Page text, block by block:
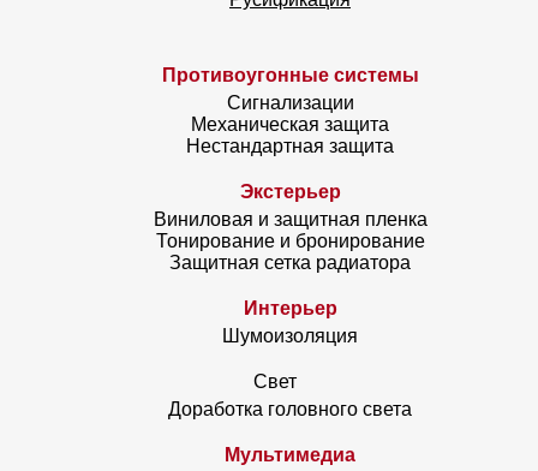
Противоугонные системы
Сигнализации
Механическая защита
Нестандартная защита
Экстерьер
Виниловая и защитная пленка
Тонирование и бронирование
Защитная сетка радиатора
Интерьер
Шумоизоляция
Свет
Доработка головного света
Мультимедиа